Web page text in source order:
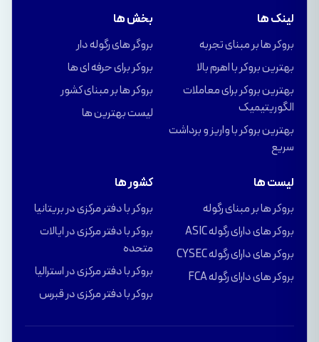
لینک ها
بروکر ها بر مبنای تجربه
بهترین بروکر با اهرم بالا
بهترین بروکر برای معاملات
الگوریتیمیک
بهترین بروکر با واریز و برداشت
سریع
بخش ها
بروگر های رگوله دار
بروکر برای حرفه ای ها
بروکر ها بر مبنای کشور
لیست بهترین ها
لیست ها
بروکر ها بر مبنای رگوله
بروکر های دارای رگوله ASIC
بروکر های دارای رگوله CYSEC
بروکر های دارای رگوله FCA
کشور ها
بروکر با دفتر مرکزی در بریتانیا
بروکر با دفتر مرکزی در ایالات
متحده
بروکر با دفتر مرکزی در استرالیا
بروکر با دفتر مرکزی در قبرس